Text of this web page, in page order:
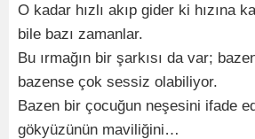
O kadar hızlı akıp gider ki hızına
bile bazı zamanlar.
Bu ırmağın bir şarkısı da var;
bazense çok sessiz olabiliyor.
Bazen bir çocuğun neşesini ifade
gökyüzünün maviliğini…